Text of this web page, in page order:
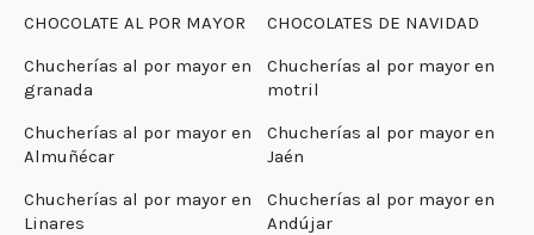
CHOCOLATE AL POR MAYOR
CHOCOLATES DE NAVIDAD
Chucherías al por mayor en
granada
Chucherías al por mayor en
motril
Chucherías al por mayor en
Almuñécar
Chucherías al por mayor en
Jaén
Chucherías al por mayor en
Linares
Chucherías al por mayor en
Andújar